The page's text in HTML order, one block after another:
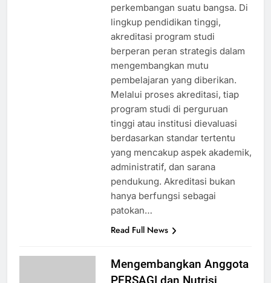
perkembangan suatu bangsa. Di
lingkup pendidikan tinggi,
akreditasi program studi
berperan peran strategis dalam
mengembangkan mutu
pembelajaran yang diberikan.
Melalui proses akreditasi, tiap
program studi di perguruan
tinggi atau institusi dievaluasi
berdasarkan standar tertentu
yang mencakup aspek akademik,
administratif, dan sarana
pendukung. Akreditasi bukan
hanya berfungsi sebagai
patokan…
Read Full News
Mengembangkan Anggota